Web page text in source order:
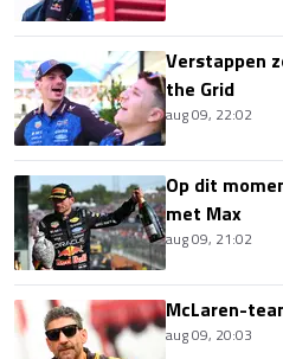
Verstappen
the Grid
aug 09, 22:02
Op dit
met Max
aug 09, 21:02
McLaren-
aug 09, 20:03